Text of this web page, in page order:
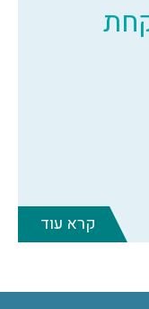
קרא עוד